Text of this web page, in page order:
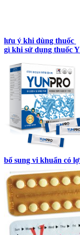
lưu ý khi dùng thuốc
gì khi sử dụng thuốc
bổ sung vi khuẩn có